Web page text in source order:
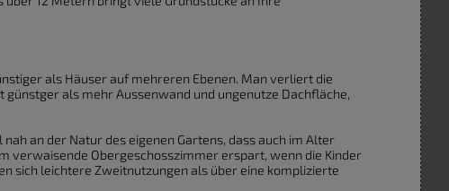
als Häuser auf mehreren Ebenen. Man verliert die
als mehr Aussenwand und ungenutze Dachfläche,
an der Natur des eigenen Gartens, dass auch im Alter
verwaisende Obergeschosszimmer erspart, wenn die Kinder
sich leichtere Zweitnutzungen als über eine komplizierte